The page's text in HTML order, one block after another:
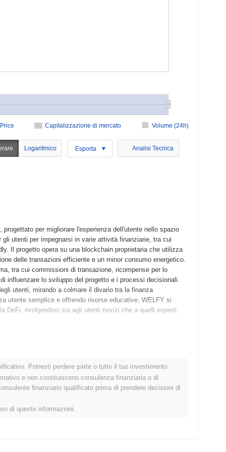
Capitalizzazione di mercato Volume (24h)
Price
Logaritmico Esporta Analisi Tecnica
per migliorare l'esperienza dell'utente nello spazio
utenti per impegnarsi in varie attività finanziarie, tra cui
Il progetto opera su una blockchain proprietaria che utilizza
delle transazioni efficiente e un minor consumo energetico.
tra cui commissioni di transazione, ricompense per lo
influenzare lo sviluppo del progetto e i processi decisionali.
utenti, mirando a colmare il divario tra la finanza
utente semplice e offrendo risorse educative, WELFY si
DeFi, rivolgendosi sia agli utenti novizi che a quelli esperti.
whitepaper, delineando la visione e il framework tecnico
del mainnet a settembre 2022, segnando il suo ingresso
sulla creazione di una piattaforma user-friendly che integra
migliorare l'engagement e l'accessibilità degli utenti. La
equo a ottobre 2022, che ha permesso ai membri della
in evoluzione.
Potresti perdere parte o tutto il tuo investimento.
e non costituiscono consulenza finanziaria o di
finanziario qualificato prima di prendere decisioni di
di queste informazioni.